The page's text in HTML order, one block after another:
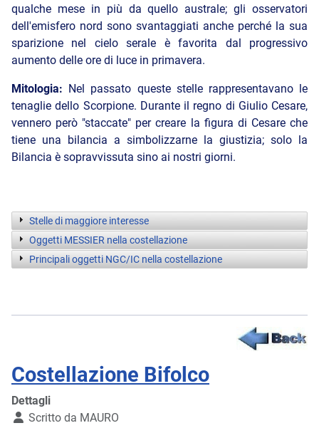
qualche mese in più da quello australe; gli osservatori
dell'emisfero nord sono svantaggiati anche perché la sua
sparizione nel cielo serale è favorita dal progressivo
aumento delle ore di luce in primavera.
Mitologia: Nel passato queste stelle rappresentavano le
tenaglie dello Scorpione. Durante il regno di Giulio Cesare,
vennero però "staccate" per creare la figura di Cesare che
tiene una bilancia a simbolizzarne la giustizia; solo la
Bilancia è sopravvissuta sino ai nostri giorni.
Stelle di maggiore interesse
Oggetti MESSIER nella costellazione
Principali oggetti NGC/IC nella costellazione
Costellazione Bifolco
Dettagli
Scritto da MAURO